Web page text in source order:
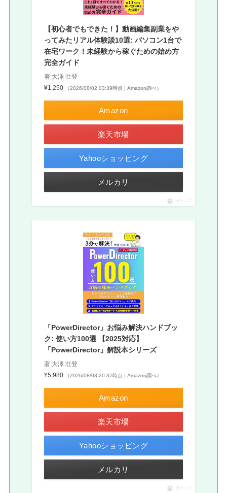
【初心者でもできた！】動画編集副業をや
ってみたリアル体験談10選: パソコン1台で
在宅ワーク！未経験から稼ぐための始め方
完全ガイド
著:大澤 壮登
¥1,250
（2026/08/02 03:39時点 | Amazon調べ）
Amazon
楽天市場
Yahooショッピング
メルカリ
ポチップ
「PowerDirector」お悩み解決ハンドブッ
ク: 使い方100選 【2025対応】
「PowerDirector」解説本シリーズ
著:大澤 壮登
¥5,980
（2026/08/03 20:37時点 | Amazon調べ）
Amazon
楽天市場
Yahooショッピング
メルカリ
ポチップ